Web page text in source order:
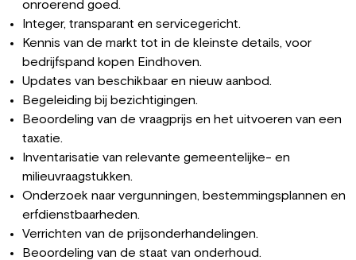
onroerend goed.
Integer, transparant en servicegericht.
Kennis van de markt tot in de kleinste details, voor
bedrijfspand kopen Eindhoven.
Updates van beschikbaar en nieuw aanbod.
Begeleiding bij bezichtigingen.
Beoordeling van de vraagprijs en het uitvoeren van een
taxatie.
Inventarisatie van relevante gemeentelijke- en
milieuvraagstukken.
Onderzoek naar vergunningen, bestemmingsplannen en
erfdienstbaarheden.
Verrichten van de prijsonderhandelingen.
Beoordeling van de staat van onderhoud.